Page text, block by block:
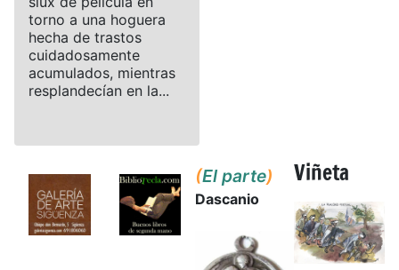
torno a una hoguera
hecha de trastos
cuidadosamente
acumulados, mientras
resplandecían en la...
(El parte)
Dascanio
Viñeta
Details